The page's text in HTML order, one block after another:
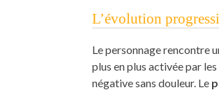
L’évolution
Le personnage rencontre
plus en plus activée par
négative sans douleur. Le